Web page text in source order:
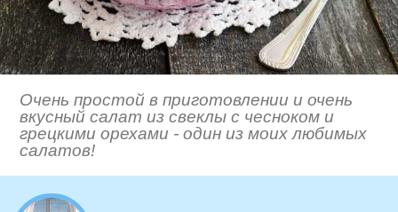
Очень простой в приготовлении и очень
вкусный салат из свеклы с чесноком и
грецкими орехами - один из моих любимых
салатов!